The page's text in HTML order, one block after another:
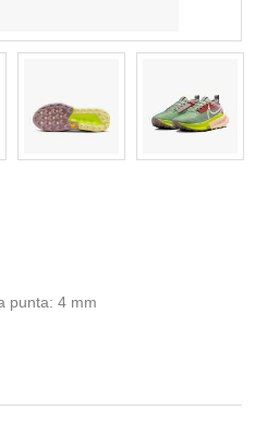
punta: 4 mm